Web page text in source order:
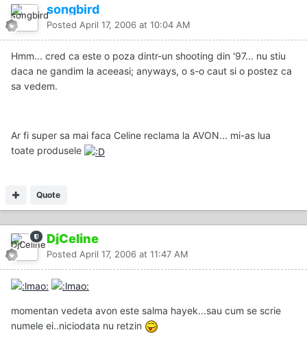
songbird
Posted April 17, 2006 at 10:04 AM
Hmm... cred ca este o poza dintr-un shooting din '97... nu stiu
daca ne gandim la aceeasi; anyways, o s-o caut si o postez ca
sa vedem.
Ar fi super sa mai faca Celine reclama la AVON... mi-as lua
toate produsele
Quote
DjCeline
Posted April 17, 2006 at 11:47 AM
momentan vedeta avon este salma hayek...sau cum se scrie
numele ei..niciodata nu retzin